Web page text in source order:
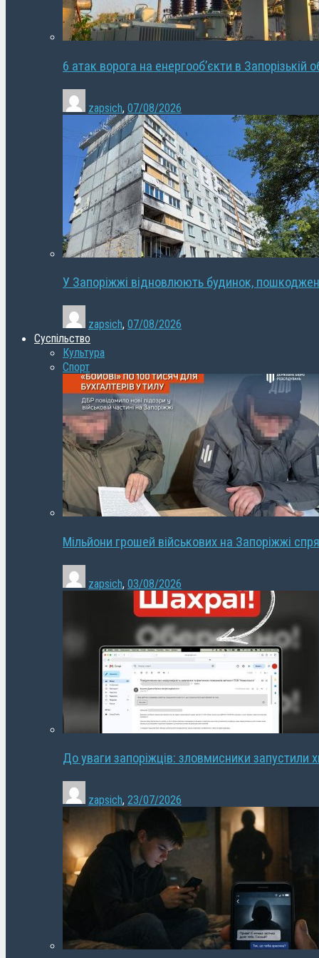
6 атак ворога на енергооб’єкти в Запорізькій
zapsich, 07/08/2026
У Запоріжжі відновлюють будинок,
zapsich, 07/08/2026
Суспільство
Культура
Спорт
Мільйони грошей військових на Запоріжжі
zapsich, 03/08/2026
До уваги запоріжців: зловмисники запустили
zapsich, 23/07/2026